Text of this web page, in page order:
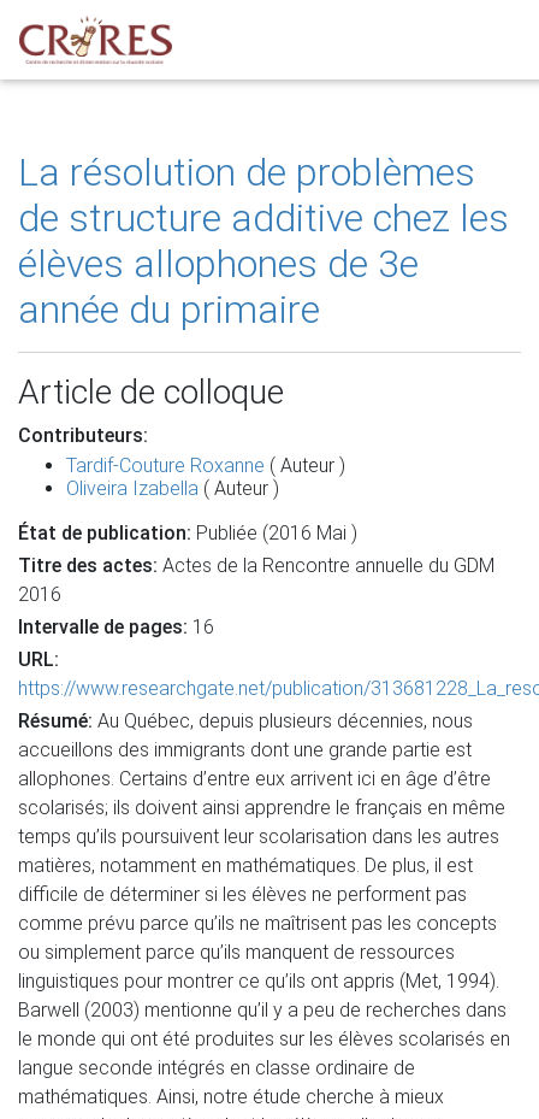
La résolution de problèmes
de structure additive chez les
élèves allophones de 3e
année du primaire
Article de colloque
Contributeurs:
Tardif-Couture Roxanne ( Auteur )
Oliveira Izabella ( Auteur )
État de publication: Publiée (2016 Mai )
Titre des actes: Actes de la Rencontre annuelle du GDM
2016
Intervalle de pages: 16
URL:
https://www.researchgate.net/publication/
Résumé: Au Québec, depuis plusieurs décennies, nous
accueillons des immigrants dont une grande partie est
allophones. Certains d’entre eux arrivent ici en âge d’être
scolarisés; ils doivent ainsi apprendre le français en même
temps qu’ils poursuivent leur scolarisation dans les autres
matières, notamment en mathématiques. De plus, il est
difficile de déterminer si les élèves ne performent pas
comme prévu parce qu’ils ne maîtrisent pas les concepts
ou simplement parce qu’ils manquent de ressources
linguistiques pour montrer ce qu’ils ont appris (Met, 1994).
Barwell (2003) mentionne qu’il y a peu de recherches dans
le monde qui ont été produites sur les élèves scolarisés en
langue seconde intégrés en classe ordinaire de
mathématiques. Ainsi, notre étude cherche à mieux